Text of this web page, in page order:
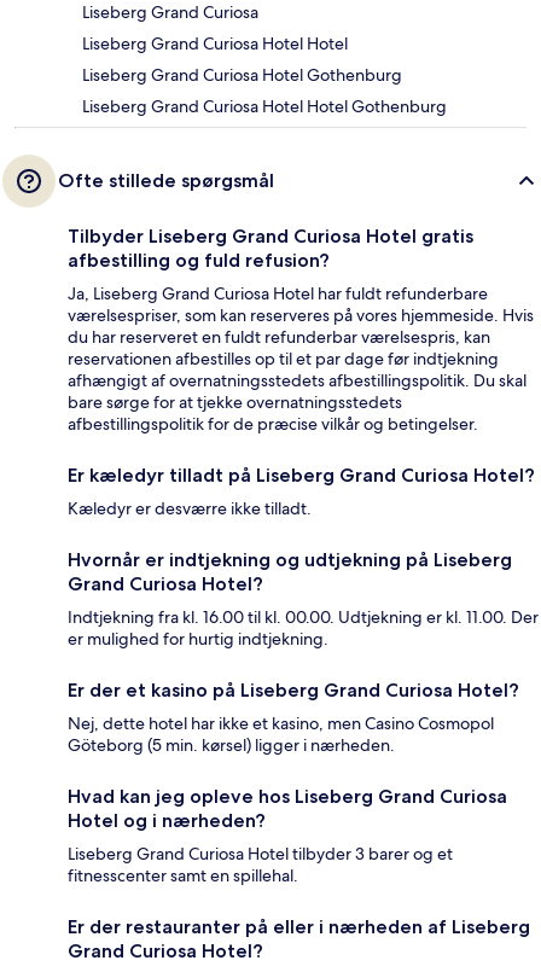
Liseberg Grand Curiosa
Liseberg Grand Curiosa Hotel Hotel
Liseberg Grand Curiosa Hotel Gothenburg
Liseberg Grand Curiosa Hotel Hotel Gothenburg
Ofte stillede spørgsmål
Tilbyder Liseberg Grand Curiosa Hotel gratis
afbestilling og fuld refusion?
Ja, Liseberg Grand Curiosa Hotel har fuldt refunderbare
værelsespriser, som kan reserveres på vores hjemmeside. Hvis
du har reserveret en fuldt refunderbar værelsespris, kan
reservationen afbestilles op til et par dage før indtjekning
afhængigt af overnatningsstedets afbestillingspolitik. Du skal
bare sørge for at tjekke overnatningsstedets
afbestillingspolitik for de præcise vilkår og betingelser.
Er kæledyr tilladt på Liseberg Grand Curiosa Hotel?
Kæledyr er desværre ikke tilladt.
Hvornår er indtjekning og udtjekning på Liseberg
Grand Curiosa Hotel?
Indtjekning fra kl. 16.00 til kl. 00.00. Udtjekning er kl. 11.00. Der
er mulighed for hurtig indtjekning.
Er der et kasino på Liseberg Grand Curiosa Hotel?
Nej, dette hotel har ikke et kasino, men Casino Cosmopol
Göteborg (5 min. kørsel) ligger i nærheden.
Hvad kan jeg opleve hos Liseberg Grand Curiosa
Hotel og i nærheden?
Liseberg Grand Curiosa Hotel tilbyder 3 barer og et
fitnesscenter samt en spillehal.
Er der restauranter på eller i nærheden af Liseberg
Grand Curiosa Hotel?